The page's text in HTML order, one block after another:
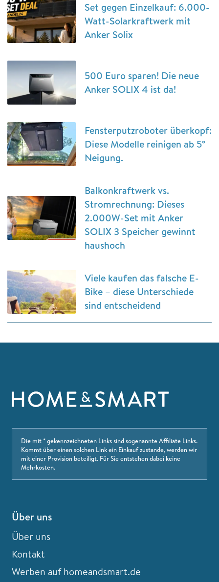
Set gegen Einzelkauf: 6.000-
Watt-Solarkraftwerk mit
Anker Solix
500 Euro sparen! Die neue
Anker SOLIX 4 ist da!
Fensterputzroboter überkopf:
Diese Modelle reinigen ab 5°
Neigung.
Balkonkraftwerk vs.
Stromrechnung: Dieses
2.000W-Set mit Anker
SOLIX 3 Speicher gewinnt
haushoch
Viele kaufen das falsche E-
Bike – diese Unterschiede
sind entscheidend
Die mit * gekennzeichneten Links sind sogenannte Affiliate Links.
Kommt über einen solchen Link ein Einkauf zustande, werden wir
mit einer Provision beteiligt. Für Sie entstehen dabei keine
Mehrkosten.
Über uns
Über uns
Kontakt
Werben auf homeandsmart.de